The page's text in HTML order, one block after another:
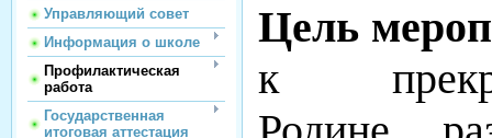
Управляющий совет
Информация о школе
Профилактическая
работа
Государственная
итоговая аттестация
Цель
к